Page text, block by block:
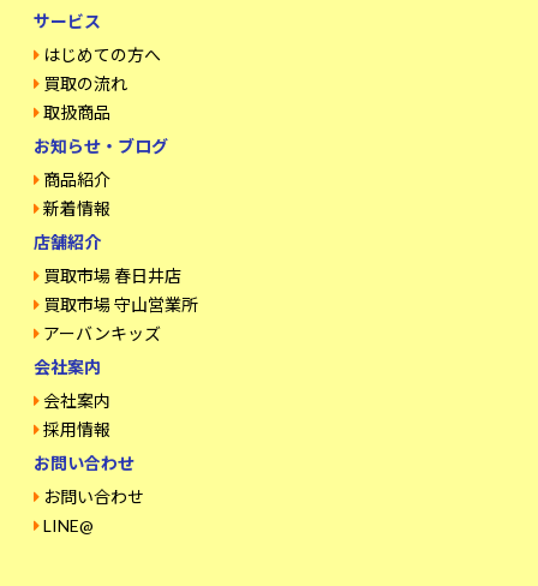
サービス
はじめての方へ
買取の流れ
取扱商品
お知らせ・ブログ
商品紹介
新着情報
店舗紹介
買取市場 春日井店
買取市場 守山営業所
アーバンキッズ
会社案内
会社案内
採用情報
お問い合わせ
お問い合わせ
LINE@